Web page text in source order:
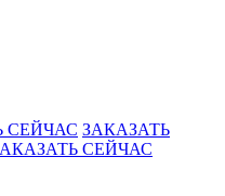
СЕЙЧАС ЗАКАЗАТЬ
СЕЙЧАС